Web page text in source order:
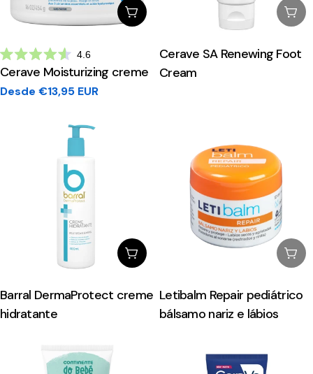
Escolhe Opções
Avaliado
com
4.6
de
4.6
Cerave Moisturizing creme
Preço
Desde €13,95 EUR
Cerave SA Renewing Foot
Cream
Escolhe Opções
Barral DermaProtect creme
hidratante
Letibalm Repair pediátrico
bálsamo nariz e lábios